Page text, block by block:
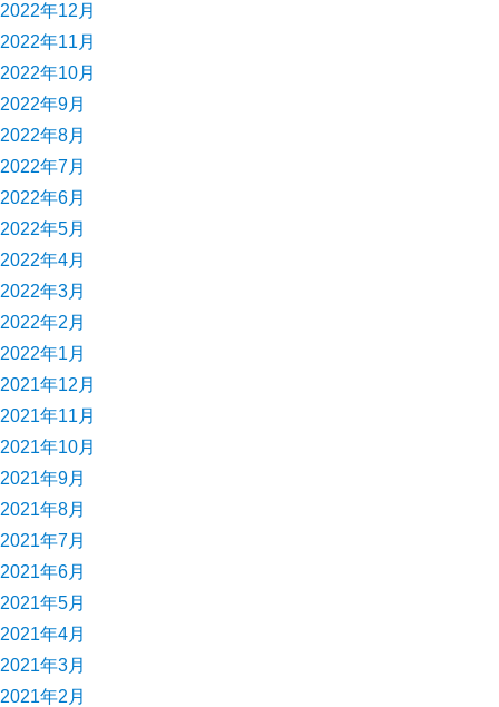
2022年12月
2022年11月
2022年10月
2022年9月
2022年8月
2022年7月
2022年6月
2022年5月
2022年4月
2022年3月
2022年2月
2022年1月
2021年12月
2021年11月
2021年10月
2021年9月
2021年8月
2021年7月
2021年6月
2021年5月
2021年4月
2021年3月
2021年2月